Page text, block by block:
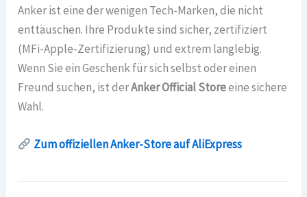
Anker ist eine der wenigen Tech-Marken, die nicht
enttäuschen. Ihre Produkte sind sicher, zertifiziert
(MFi-Apple-Zertifizierung) und extrem langlebig.
Wenn Sie ein Geschenk für sich selbst oder einen
Freund suchen, ist derAnker Official Storeeine sichere
Wahl.
Zum offiziellen Anker-Store auf AliExpress